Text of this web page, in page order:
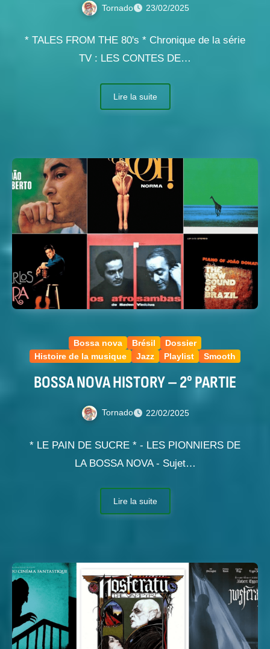
Tornado 23/02/2025
* TALES FROM THE 80's * Chronique de la série
TV : LES CONTES DE…
Lire la suite
Bossa nova Brésil
Dossier
Histoire de la musique
Jazz Playlist Smooth
BOSSA NOVA HISTORY – 2° PARTIE
Tornado 22/02/2025
* LE PAIN DE SUCRE * - LES PIONNIERS DE
LA BOSSA NOVA - Sujet…
Lire la suite